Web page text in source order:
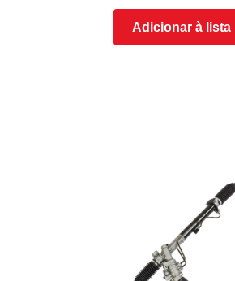
Adicionar à lista